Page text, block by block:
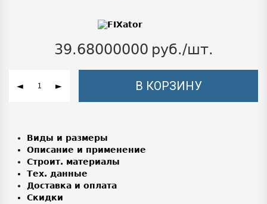
39.68000000 руб./шт.
◄ ► В КОРЗИНУ
Виды и размеры
Описание и применение
Строит. материалы
Тех. данные
Доставка и оплата
Скидки